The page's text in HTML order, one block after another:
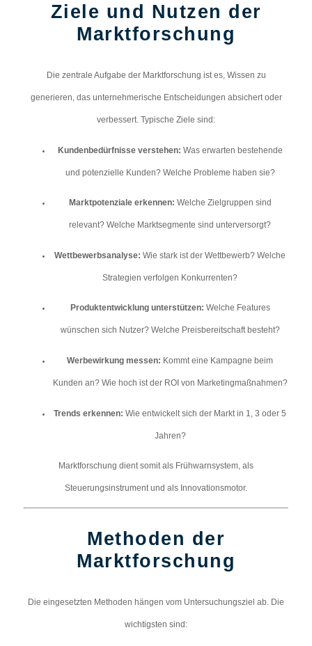
Ziele und Nutzen der
Marktforschung
Die zentrale Aufgabe der Marktforschung ist es, Wissen zu
generieren, das unternehmerische Entscheidungen absichert oder
verbessert. Typische Ziele sind:
Kundenbedürfnisse verstehen: Was erwarten bestehende
und potenzielle Kunden? Welche Probleme haben sie?
Marktpotenziale erkennen: Welche Zielgruppen sind
relevant? Welche Marktsegmente sind unterversorgt?
Wettbewerbsanalyse: Wie stark ist der Wettbewerb? Welche
Strategien verfolgen Konkurrenten?
Produktentwicklung unterstützen: Welche Features
wünschen sich Nutzer? Welche Preisbereitschaft besteht?
Werbewirkung messen: Kommt eine Kampagne beim
Kunden an? Wie hoch ist der ROI von Marketingmaßnahmen?
Trends erkennen: Wie entwickelt sich der Markt in 1, 3 oder 5
Jahren?
Marktforschung dient somit als Frühwarnsystem, als
Steuerungsinstrument und als Innovationsmotor.
Methoden der
Marktforschung
Die eingesetzten Methoden hängen vom Untersuchungsziel ab. Die
wichtigsten sind: